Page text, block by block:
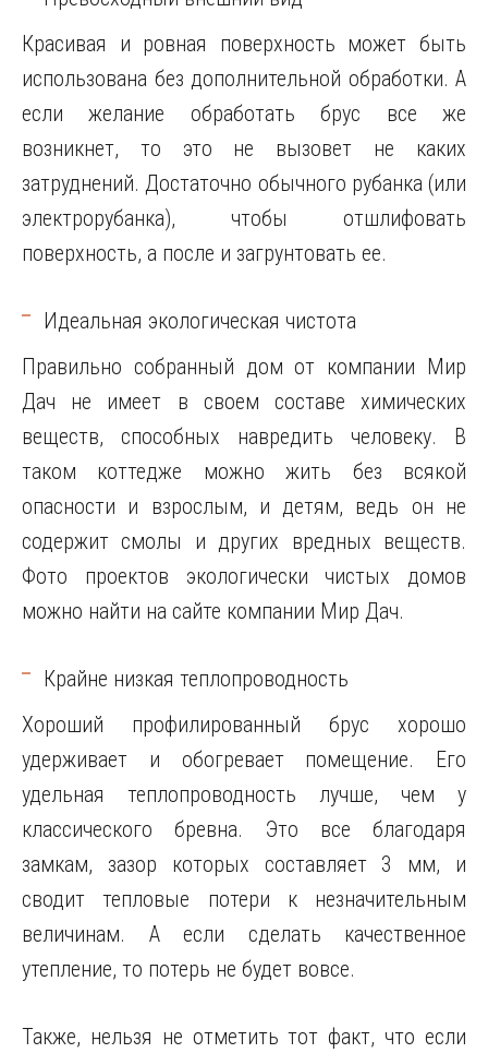
Красивая и ровная поверхность может быть
использована без дополнительной обработки. А
если желание обработать брус все же
возникнет, то это не вызовет не каких
затруднений. Достаточно обычного рубанка (или
электрорубанка), чтобы отшлифовать
поверхность, а после и загрунтовать ее.
Идеальная экологическая чистота
Правильно собранный дом от компании Мир
Дач не имеет в своем составе химических
веществ, способных навредить человеку. В
таком коттедже можно жить без всякой
опасности и взрослым, и детям, ведь он не
содержит смолы и других вредных веществ.
Фото проектов экологически чистых домов
можно найти на сайте компании Мир Дач.
Крайне низкая теплопроводность
Хороший профилированный брус хорошо
удерживает и обогревает помещение. Его
удельная теплопроводность лучше, чем у
классического бревна. Это все благодаря
замкам, зазор которых составляет 3 мм, и
сводит тепловые потери к незначительным
величинам. А если сделать качественное
утепление, то потерь не будет вовсе.
Также, нельзя не отметить тот факт, что если